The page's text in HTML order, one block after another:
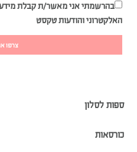
בהרשמתי אני מאשר/ת קבלת
האלקטרוני והודעות טקסט
צרפו
ספות לסלון
כורסאות